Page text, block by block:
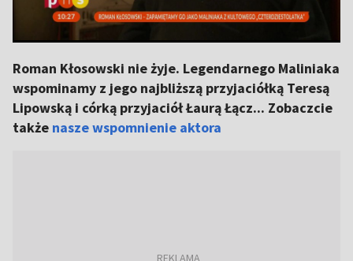
Roman Kłosowski nie żyje. Legendarnego Maliniaka
wspominamy z jego najbliższą przyjaciółką Teresą
Lipowską i córką przyjaciół Łaurą Łącz... Zobaczcie
także nasze wspomnienie aktora